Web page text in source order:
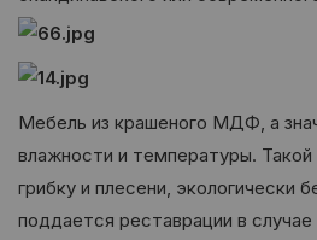
Мебель из крашеного МДФ, а
влажности и температуры. Такой
грибку и плесени, экологически
поддается реставрации в